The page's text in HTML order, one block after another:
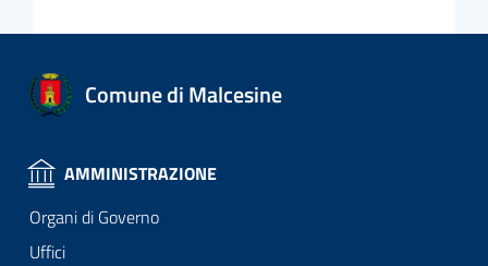
Comune di Malcesine
AMMINISTRAZIONE
Organi di Governo
Uffici